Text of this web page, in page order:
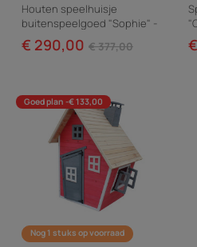
Houten speelhuisje
buitenspeelgoed "Sophie" -
120 x 120 x 159 cm
€ 290,00 € 377,00
Goed plan -€ 133,00
Nog 1 stuks op voorraad